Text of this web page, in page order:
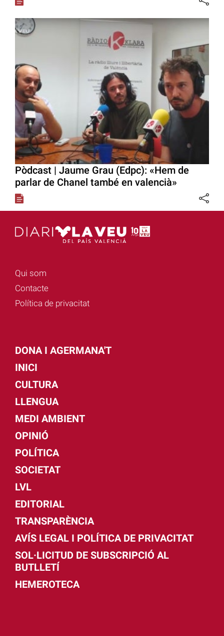
Pòdcast | Jaume Grau (Edpc): «Hem de
parlar de Chanel també en valencià»
Qui som
Contacte
Política de privacitat
DONA I AGERMANA'T
INICI
CULTURA
LLENGUA
MEDI AMBIENT
OPINIÓ
POLÍTICA
SOCIETAT
LVL
EDITORIAL
TRANSPARÈNCIA
AVÍS LEGAL I POLÍTICA DE PRIVACITAT
SOL·LICITUD DE SUBSCRIPCIÓ AL
BUTLLETÍ
HEMEROTECA